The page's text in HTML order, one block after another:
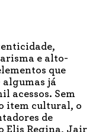
e alto-
que
já
acessos. Sem
item cultural, o
de
Elis Regina, Jair